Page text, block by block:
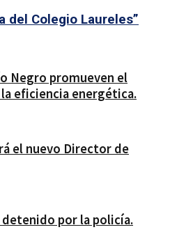
del Colegio Laureles”
Negro promueven el
eficiencia energética.
el nuevo Director de
por la policía.